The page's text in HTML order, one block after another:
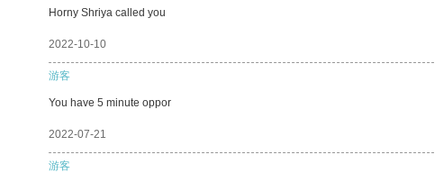
Horny Shriya called you
2022-10-10
游客
You have 5 minute oppor
2022-07-21
游客